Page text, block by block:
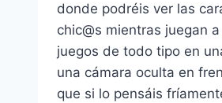
donde podréis ver las
chic@s mientras juegan
juegos de todo tipo en
una cámara oculta en
que si lo pensáis